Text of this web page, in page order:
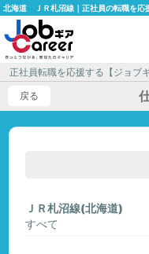
北海道 ＪＲ札沼線｜正社員の転職を応
正社員転職を応援する【ジョブ
戻る
ＪＲ札沼線(北海道)
すべて